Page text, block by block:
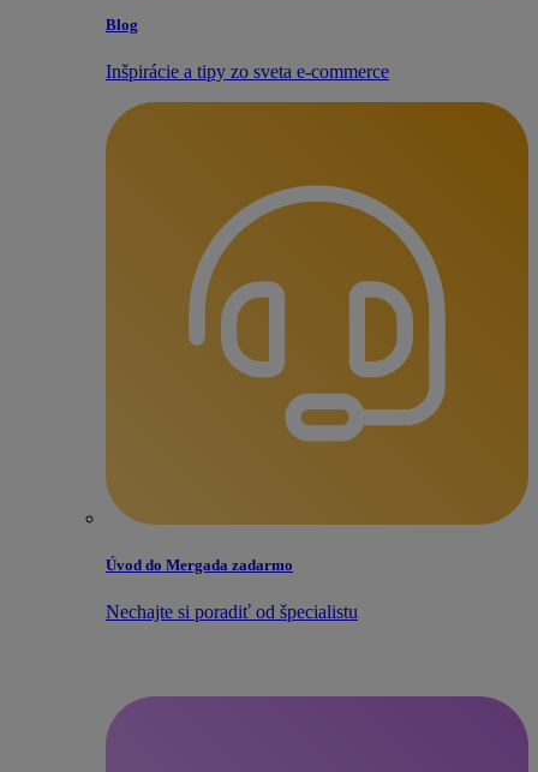
Blog
Inšpirácie a tipy zo sveta e‑commerce
Úvod do Mergada zadarmo
Nechajte si poradiť od špecialistu